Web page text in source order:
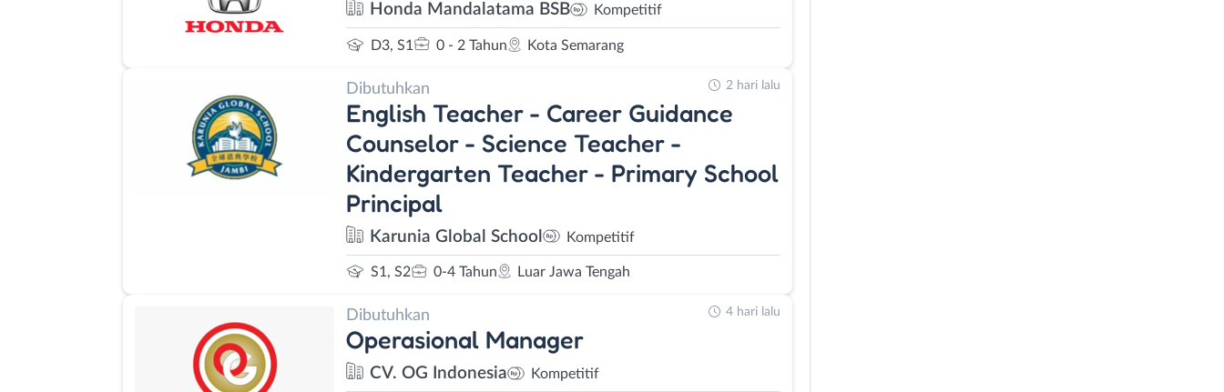
Honda Mandalatama BSB Kompetitif
D3, S1 0 - 2 Tahun Kota Semarang
Dibutuhkan
English Teacher - Career Guidance
Counselor - Science Teacher -
Kindergarten Teacher - Primary School
Principal
Karunia Global School Kompetitif
S1, S2 0-4 Tahun Luar Jawa Tengah
2 hari lalu
Dibutuhkan
Operasional Manager
CV. OG Indonesia Kompetitif
4 hari lalu